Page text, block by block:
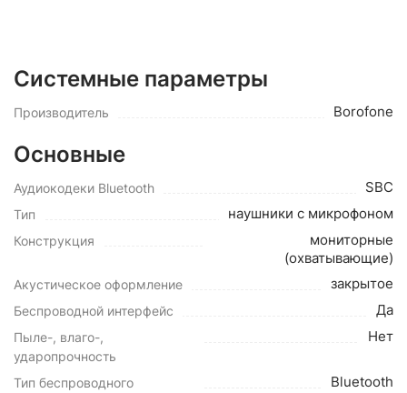
Системные параметры
Производитель Borofone
Основные
Аудиокодеки Bluetooth SBC
Тип наушники с микрофоном
Конструкция
мониторные
(охватывающие)
Акустическое оформление закрытое
Беспроводной интерфейс Да
Пыле-, влаго-,
ударопрочность
Нет
Тип беспроводного
Bluetooth